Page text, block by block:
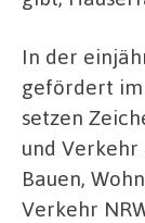
In der
gefördert im
setzen
und Verkehr
Bauen,
Verkehr